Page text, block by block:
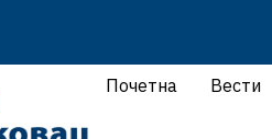
Почетна Вести